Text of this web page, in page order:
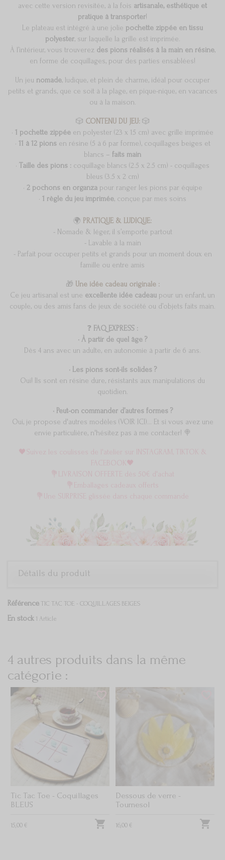
avec cette version revisitée, à la fois artisanale, esthétique et
pratique à transporter!
Le plateau est intégré à une jolie pochette zippée en tissu
polyester, sur laquelle la grille est imprimée.
À l’intérieur, vous trouverez des pions réalisés à la main en résine,
en forme de coquillages, pour des parties ensablées!
Un jeu nomade, ludique, et plein de charme, idéal pour occuper
petits et grands, que ce soit à la plage, en pique-nique, en vacances
ou à la maison.
🎲 CONTENU DU JEU:🎲
• 1 pochette zippée en polyester (23 x 15 cm) avec grille imprimée
• 11 à 12 pions en résine (5 à 6 par forme), coquillages beiges et
blancs – faits main
• Taille des pions : coquillage blancs (2.5 x 2.5 cm) - coquillages
bleus (3.5 x 2 cm)
• 2 pochons en organzapour ranger les pions par équipe
• 1 règle du jeu imprimée, conçue par mes soins
🌍 PRATIQUE & LUDIQUE:
- Nomade & léger, il s’emporte partout
- Lavable à la main
- Parfait pour occuper petits et grands pour un moment doux en
famille ou entre amis
🎁 Une idée cadeau originale :
Ce jeu artisanal est une excellente idée cadeau pour un enfant, un
couple, ou des amis fans de jeux de société ou d’objets faits main.
❓ FAQ EXPRESS :
• À partir de quel âge ?
Dès 4 ans avec un adulte, en autonomie à partir de 6 ans.
• Les pions sont-ils solides ?
Oui! Ils sont en résine dure, résistants aux manipulations du
quotidien.
• Peut-on commander d’autres formes ?
Oui, je propose d'autres modèles (VOIR ICI )... Et si vous avez une
envie particulière, n'hésitez pas à me contacter! 🍭
🖤Suivez les coulisses de l'atelier sur INSTAGRAM, TIKTOK &
FACEBOOK🖤
💐LIVRAISON OFFERTE dès 50€ d'achat
💐Emballages cadeaux offerts
💐Une SURPRISE glissée dans chaque commande
Détails du produit
Référence TIC TAC TOE - COQUILLAGES BEIGES
En stock 1 Article
4 autres produits dans la même
catégorie :
Tic Tac Toe - Coquillages
BLEUS
15,00 € 
favorite_border
Dessous de verre -
Tournesol
16,00 € 